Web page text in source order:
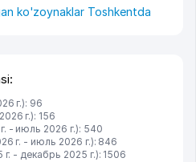
ko'zoynaklar Toshkentda
г.): 96
г.): 156
- июль 2026 г.): 540
г. - июль 2026 г.): 846
- декабрь 2025 г.): 1506